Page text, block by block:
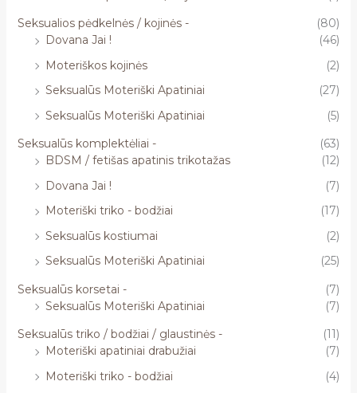
Seksualios pėdkelnės / kojinės -
(80)
Dovana Jai !
(46)
Moteriškos kojinės
(2)
Seksualūs Moteriški Apatiniai
(27)
Seksualūs Moteriški Apatiniai
(5)
Seksualūs komplektėliai -
(63)
BDSM / fetišas apatinis trikotažas
(12)
Dovana Jai !
(7)
Moteriški triko - bodžiai
(17)
Seksualūs kostiumai
(2)
Seksualūs Moteriški Apatiniai
(25)
Seksualūs korsetai -
(7)
Seksualūs Moteriški Apatiniai
(7)
Seksualūs triko / bodžiai / glaustinės -
(11)
Moteriški apatiniai drabužiai
(7)
Moteriški triko - bodžiai
(4)